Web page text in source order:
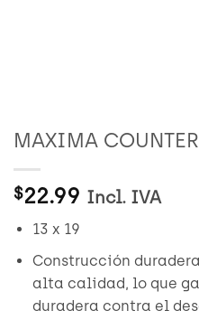
MAXIMA
$22.99 Incl. IVA
13 x 19
Construcción
alta calidad, lo que
duradera contra el